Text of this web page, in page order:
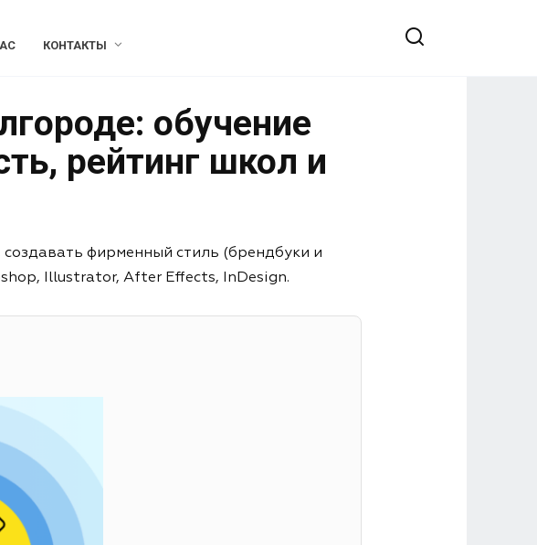
КОНТАКТЫ
обучение
рейтинг школ и
создавать фирменный стиль (брендбуки и
Illustrator, After Effects, InDesign.